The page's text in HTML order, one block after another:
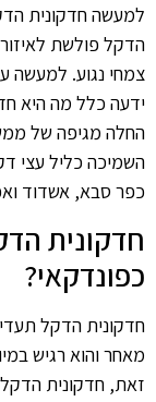
למעשה חדקונית
הדקל פולשת
החלה מגיפה של
השמיכה כליל עצי
כפר סבא, אשדוד
חדקונית
כפונדקאי?
חדקונית הדקל
מאחר והוא רגיש
זאת, חדקונית